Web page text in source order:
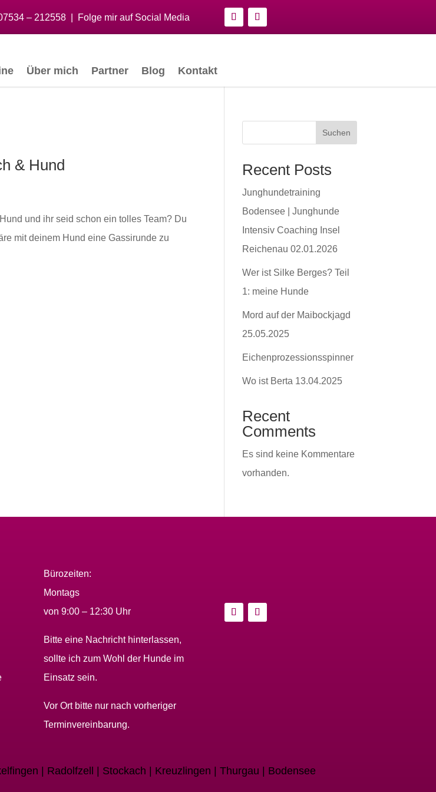
– 212558 | Folge mir auf Social Media
Über mich Partner Blog Kontakt
& Hund
und ihr seid schon ein tolles Team? Du
mit deinem Hund eine Gassirunde zu
Suchen
Recent Posts
Junghundetraining
Bodensee | Junghunde
Intensiv Coaching Insel
Reichenau 02.01.2026
Wer ist Silke Berges? Teil
1: meine Hunde
Mord auf der Maibockjagd
25.05.2025
Eichenprozessionsspinner
Wo ist Berta 13.04.2025
Recent
Comments
Es sind keine Kommentare
vorhanden.
Bürozeiten:
Montags
von 9:00 – 12:30 Uhr
Bitte eine Nachricht hinterlassen,
sollte ich zum Wohl der Hunde im
Einsatz sein.
Vor Ort bitte nur nach vorheriger
Terminvereinbarung.
| Radolfzell | Stockach | Kreuzlingen | Thurgau | Bodensee